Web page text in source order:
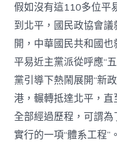
假如沒有這110多位平
到北平，國民政協會
開，中華國民共和國
平易近主黨派從呼應“
黨引導下熱鬧展開“新
港，輾轉抵達北平，
全部經過歷程，可謂
實行的一項“體系工程